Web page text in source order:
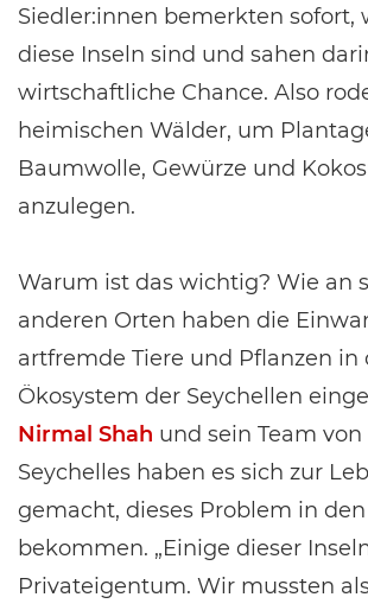
Siedler:innen bemerkten sofort,
diese Inseln sind und sahen
wirtschaftliche Chance. Also
heimischen Wälder, um
Baumwolle, Gewürze und
anzulegen.
Warum ist das wichtig? Wie an
anderen Orten haben die
artfremde Tiere und Pflanzen in
Ökosystem der Seychellen
Nirmal Shah und sein Team
Seychelles haben es sich zur
gemacht, dieses Problem in
bekommen. „Einige dieser
Privateigentum. Wir mussten